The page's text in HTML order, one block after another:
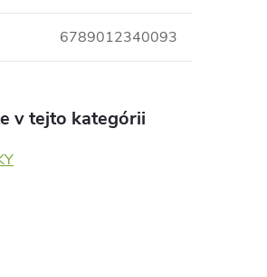
6789012340093
v tejto kategórii